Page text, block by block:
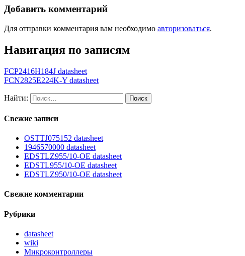
Добавить комментарий
Для отправки комментария вам необходимо авторизоваться.
Навигация по записям
FCP2416H184J datasheet
FCN2825E224K-Y datasheet
Найти:
Свежие записи
OSTTJ075152 datasheet
1946570000 datasheet
EDSTLZ955/10-OE datasheet
EDSTL955/10-OE datasheet
EDSTLZ950/10-OE datasheet
Свежие комментарии
Рубрики
datasheet
wiki
Микроконтроллеры